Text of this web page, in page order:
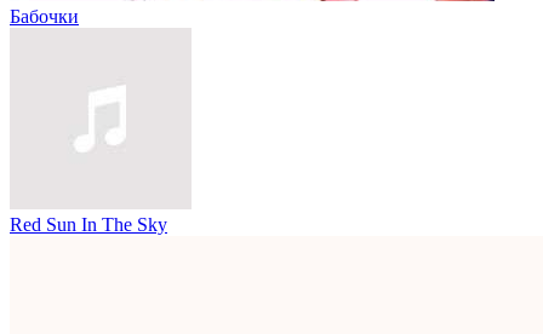
Бабочки
Red Sun In The Sky